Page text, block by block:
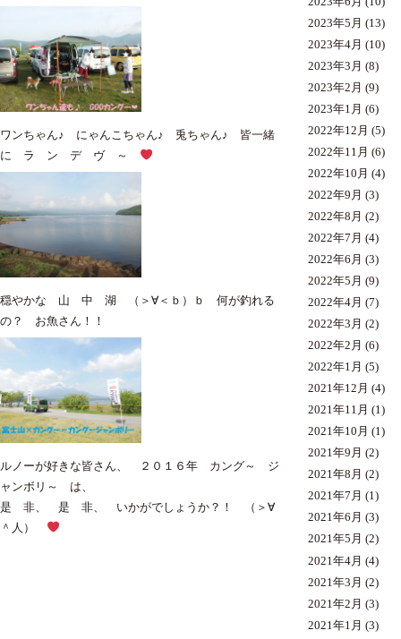
ワンちゃん♪ にゃんこちゃん♪ 兎ちゃん♪ 皆一緒
に ラ ン デ ヴ ～
穏やかな 山 中 湖 （＞∀＜ｂ）ｂ 何が釣れる
の？ お魚さん！！
ルノーが好きな皆さん、 ２０１６年 カング～ ジ
ャンボリ～ は、
是 非、 是 非、 いかがでしょうか？！ （＞∀
＾人）
2023年5月 (13)
2023年4月 (10)
2023年3月 (8)
2023年2月 (9)
2023年1月 (6)
2022年12月 (5)
2022年11月 (6)
2022年10月 (4)
2022年9月 (3)
2022年8月 (2)
2022年7月 (4)
2022年6月 (3)
2022年5月 (9)
2022年4月 (7)
2022年3月 (2)
2022年2月 (6)
2022年1月 (5)
2021年12月 (4)
2021年11月 (1)
2021年10月 (1)
2021年9月 (2)
2021年8月 (2)
2021年7月 (1)
2021年6月 (3)
2021年5月 (2)
2021年4月 (4)
2021年3月 (2)
2021年2月 (3)
2021年1月 (3)